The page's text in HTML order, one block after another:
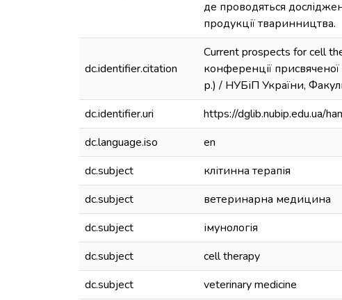
де проводяться
продукції тваринництва.
dc.identifier.citation
Current prospects for cell
конференції
р.) / НУБіП України,
dc.identifier.uri
https://dglib.nubip.edu.ua/
dc.language.iso
en
dc.subject
клітинна терапія
dc.subject
ветеринарна медицина
dc.subject
імунологія
dc.subject
cell therapy
dc.subject
veterinary medicine